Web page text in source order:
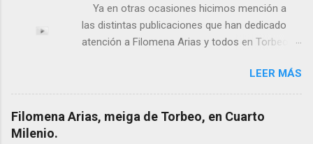
Ya en otras ocasiones hicimos mención a
las distintas publicaciones que han dedicado
atención a Filomena Arias y todos en Torbeo
el pasado siglo tuvo esta “curandeira” por sus
“obras y milagros”, pero también como
excelente difusora del nombre de nuestro
pueblo, no en vano es reconocida por muchos
LEER MÁS
Filomena Arias, meiga de Torbeo, en Cuarto
Milenio.